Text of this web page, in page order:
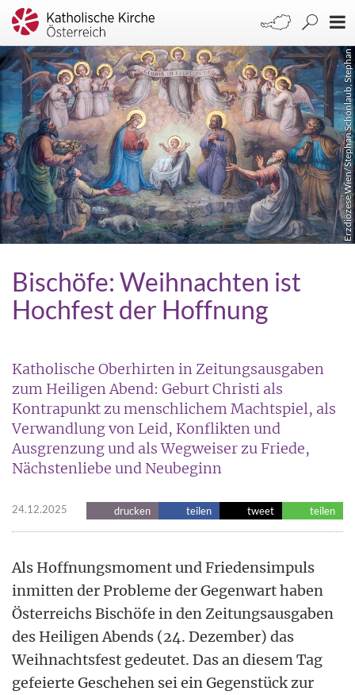
Erzdiözese Wien/ Stephan Schönlaub, Stephan Schönlaub
Bischöfe: Weihnachten ist
Hochfest der Hoffnung
Katholische Oberhirten in Zeitungsausgaben
zum Heiligen Abend: Geburt Christi als
Kontrapunkt zu menschlichem Machtspiel, als
Verwandlung von Leid, Konflikten und
Ausgrenzung und als Wegweiser zu Friede,
Nächstenliebe und Neubeginn
24.12.2025 drucken teilen tweet teilen
Als Hoffnungsmoment und Friedensimpuls
inmitten der Probleme der Gegenwart haben
Österreichs Bischöfe in den Zeitungsausgaben
des Heiligen Abends (24. Dezember) das
Weihnachtsfest gedeutet. Das an diesem Tag
gefeierte Geschehen sei ein Gegenstück zur